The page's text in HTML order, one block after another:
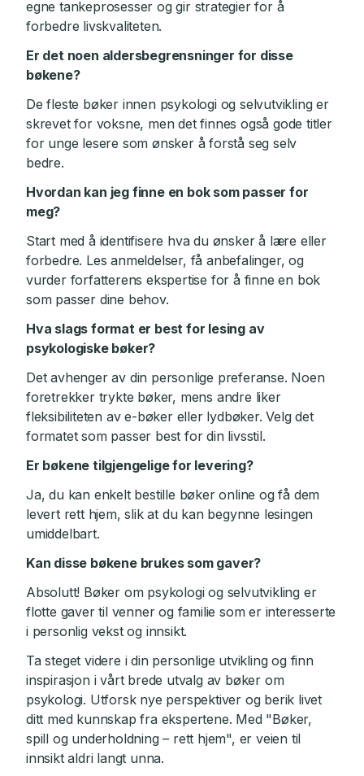
egne tankeprosesser og gir strategier for å
forbedre livskvaliteten.
Er det noen aldersbegrensninger for disse
bøkene?
De fleste bøker innen psykologi og selvutvikling er
skrevet for voksne, men det finnes også gode titler
for unge lesere som ønsker å forstå seg selv
bedre.
Hvordan kan jeg finne en bok som passer for
meg?
Start med å identifisere hva du ønsker å lære eller
forbedre. Les anmeldelser, få anbefalinger, og
vurder forfatterens ekspertise for å finne en bok
som passer dine behov.
Hva slags format er best for lesing av
psykologiske bøker?
Det avhenger av din personlige preferanse. Noen
foretrekker trykte bøker, mens andre liker
fleksibiliteten av e-bøker eller lydbøker. Velg det
formatet som passer best for din livsstil.
Er bøkene tilgjengelige for levering?
Ja, du kan enkelt bestille bøker online og få dem
levert rett hjem, slik at du kan begynne lesingen
umiddelbart.
Kan disse bøkene brukes som gaver?
Absolutt! Bøker om psykologi og selvutvikling er
flotte gaver til venner og familie som er interesserte
i personlig vekst og innsikt.
Ta steget videre i din personlige utvikling og finn
inspirasjon i vårt brede utvalg av bøker om
psykologi. Utforsk nye perspektiver og berik livet
ditt med kunnskap fra ekspertene. Med "Bøker,
spill og underholdning – rett hjem", er veien til
innsikt aldri langt unna.